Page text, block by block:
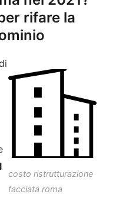
rifare la
costo ristrutturazione
facciata roma